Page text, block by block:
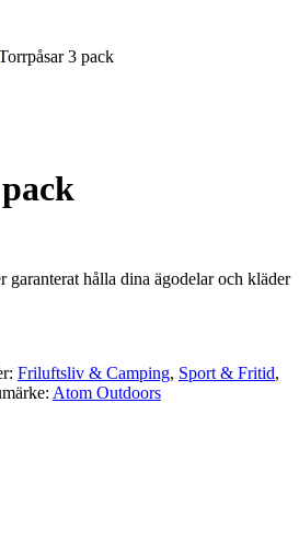
3 pack
garanterat hålla dina ägodelar och kläder
Friluftsliv & Camping, Sport & Fritid,
Atom Outdoors